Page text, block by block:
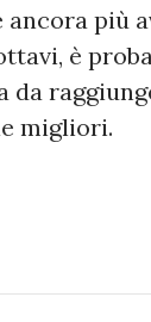
più
è
da
migliori.